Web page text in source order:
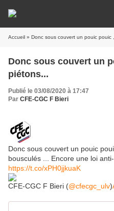
Accueil » Donc sous couvert un pouic pouic ,
Donc sous couvert un
piétons...
Publié le 03/08/2020 à 17:47
Par CFE-CGC F Bieri
Donc sous couvert un pouic
bousculés ... Encore une loi
https://t.co/xPH0jjkuaK
CFE-CGC F Bieri (@cfecgc_ulv)